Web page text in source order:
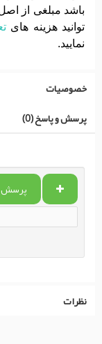
باشد مبلغی از
توانید هزینه های
نمایید.
خصوصیات
پرسش و پاسخ (0)
پرسش
نظرات